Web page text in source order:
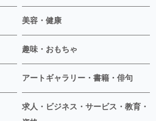
美容・健康
趣味・おもちゃ
アートギャラリー・書籍・俳句
求人・ビジネス・サービス・教育・